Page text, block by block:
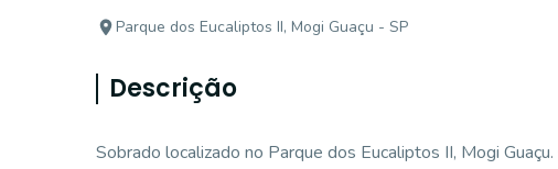
Parque dos Eucaliptos II, Mogi Guaçu - SP
Descrição
Sobrado localizado no Parque dos Eucaliptos II, Mogi